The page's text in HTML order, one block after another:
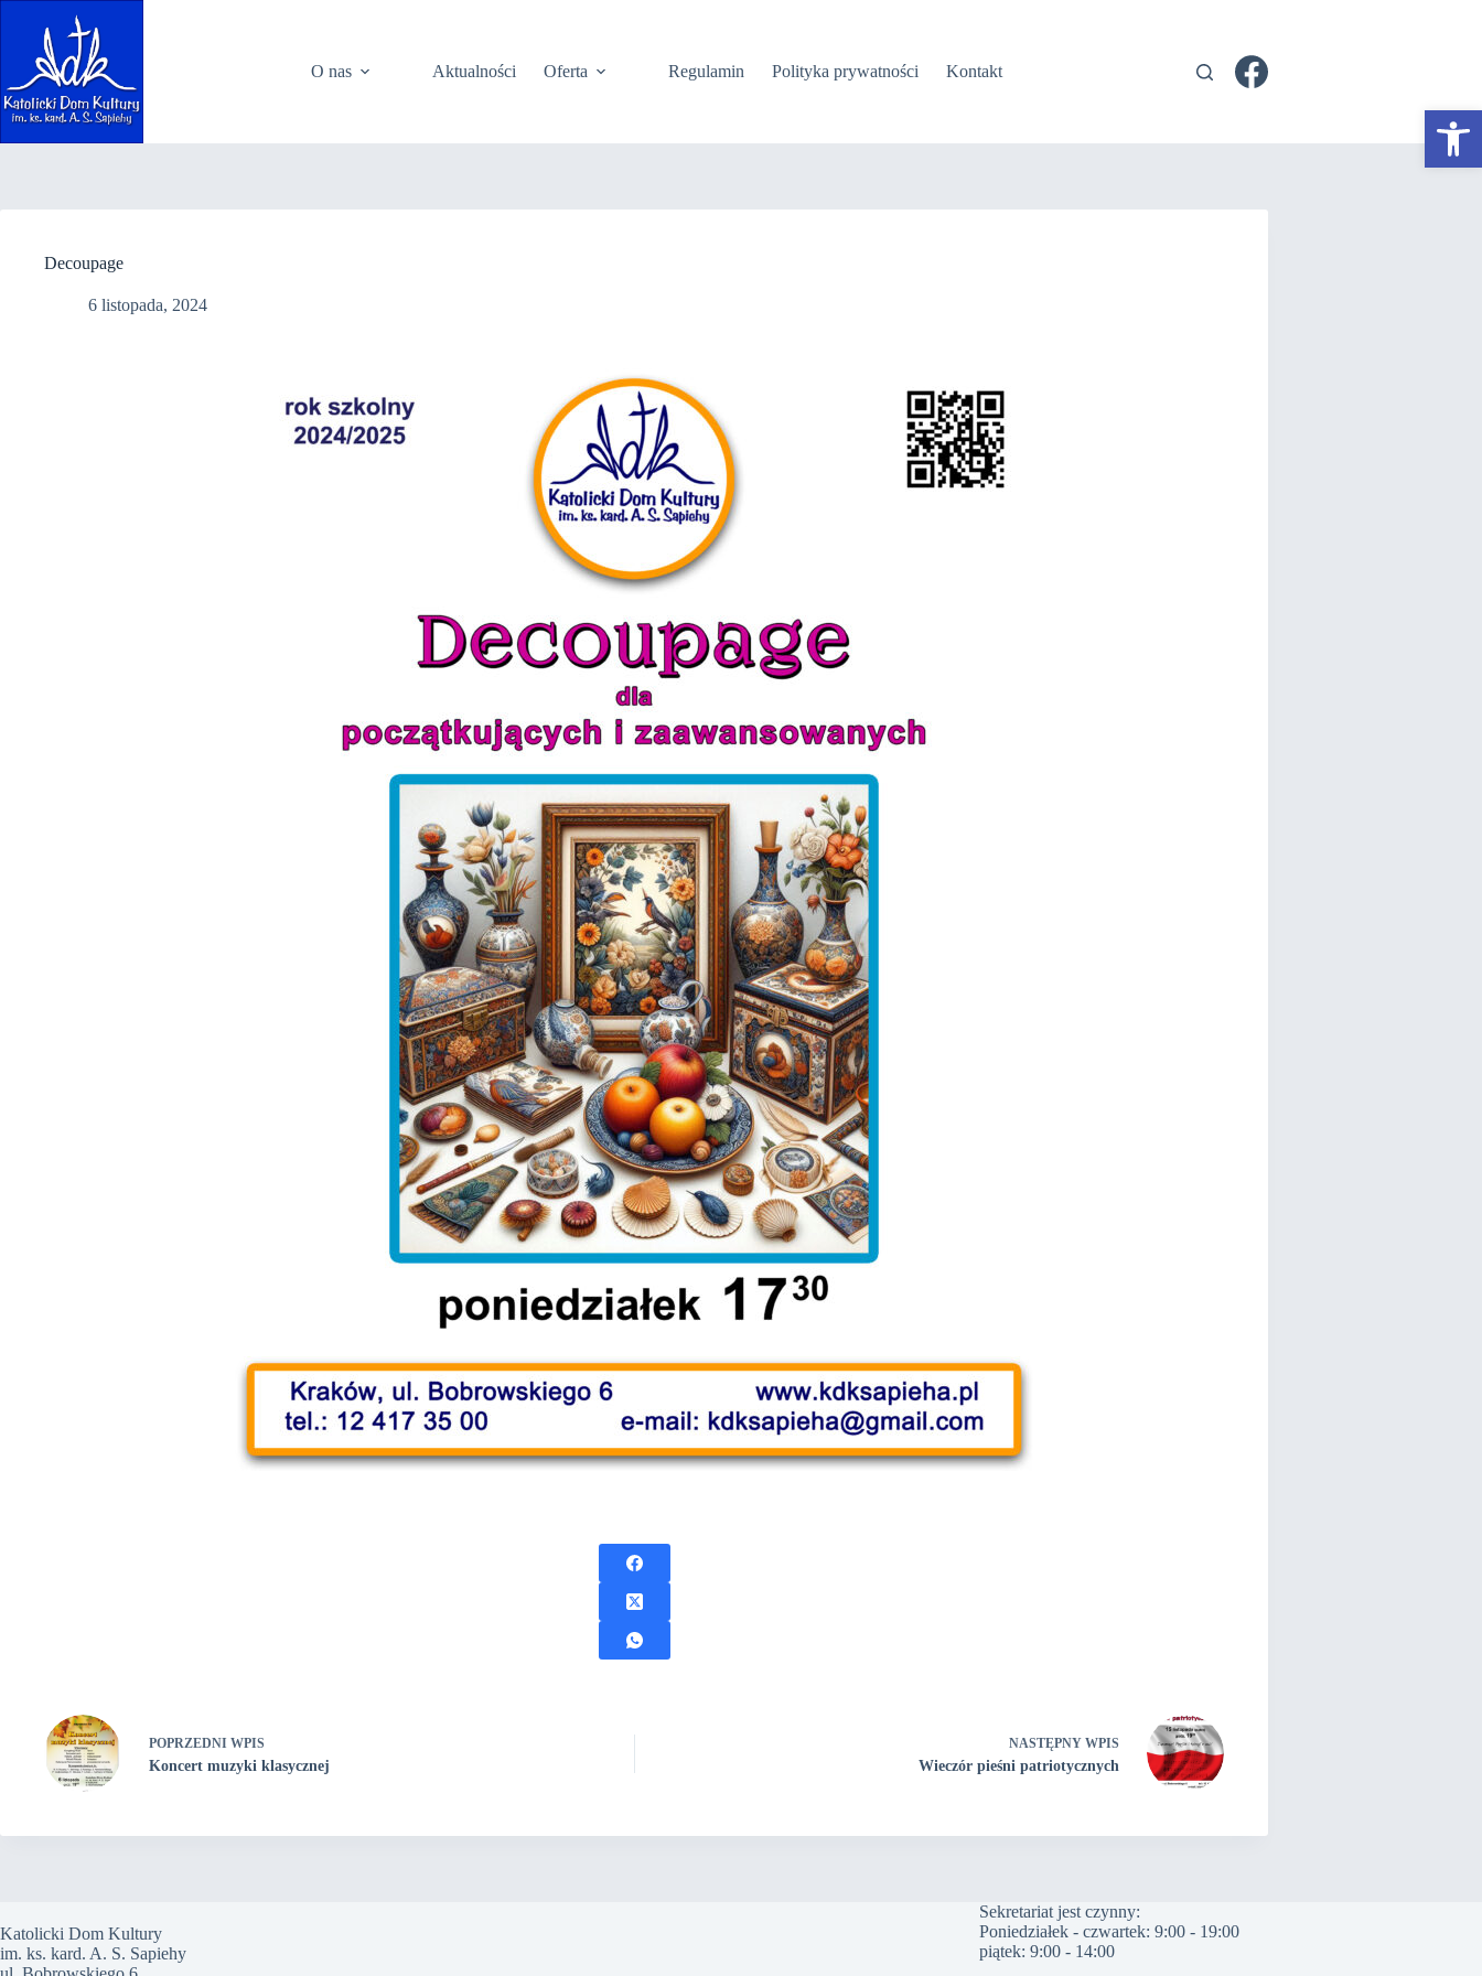
Otwórz pasek narzędzi
O nas
Aktualności Oferta Regulamin Polityka prywatności Kontakt
Decoupage
6 listopada, 2024
POPRZEDNI WPIS
Koncert muzyki klasycznej
NASTĘPNY WPIS
Wieczór pieśni patriotycznych
Katolicki Dom Kultury
im. ks. kard. A. S. Sapiehy
Sekretariat jest czynny:
Poniedziałek - czwartek: 9:00 - 19:00
piątek: 9:00 - 14:00